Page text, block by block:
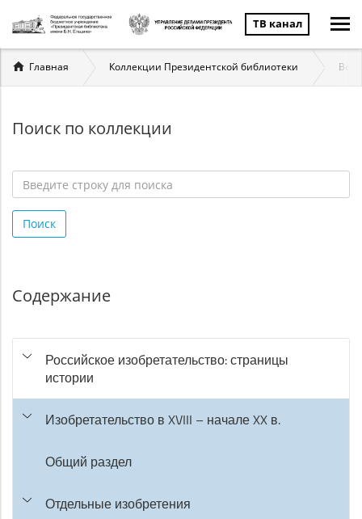
ТВ канал
Вы
здесь
Главная Коллекции Президентской библиотеки
Поиск по коллекции
строку
для
Поиск
Содержание
Российское изобретательство: страницы
истории
Изобретательство в XVIII – начале XX в.
Общий раздел
Отдельные изобретения